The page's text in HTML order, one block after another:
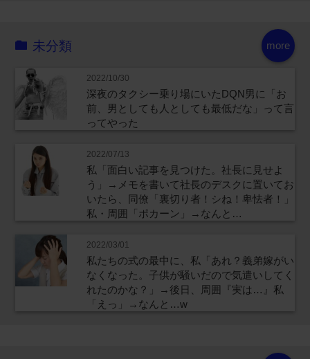
more
未分類
2022/10/30
深夜のタクシー乗り場にいたDQN男に「お
前、男としても人としても最低だな」って言
ってやった
2022/07/13
私「面白い記事を見つけた。社長に見せよ
う」→メモを書いて社長のデスクに置いてお
いたら、同僚「裏切り者！シね！卑怯者！」
私・周囲「ポカーン」→なんと…
2022/03/01
私たちの式の最中に、私「あれ？義弟嫁がい
なくなった。子供が騒いだので気遣いしてく
れたのかな？」→後日、周囲『実は…』私
「えっ」→なんと…w